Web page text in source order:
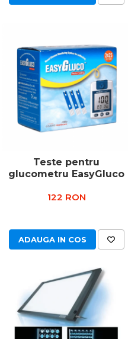
Teste pentru
glucometru EasyGluco
122 RON
ADAUGA IN COS